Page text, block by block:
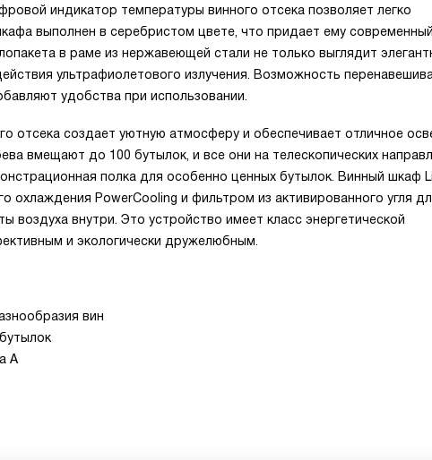
индикатор температуры винного отсека позволяет легко
выполнен в серебристом цвете, что придает ему
в раме из нержавеющей стали не только выглядит
ультрафиолетового излучения. Возможность
удобства при использовании.
отсека создает уютную атмосферу и обеспечивает отличное
вмещают до 100 бутылок, и все они на телескопических
полка для особенно ценных бутылок. Винный шкаф
охлаждения PowerCooling и фильтром из активированного угля
воздуха внутри. Это устройство имеет класс энергетической
и экологически дружелюбным.
вин
A